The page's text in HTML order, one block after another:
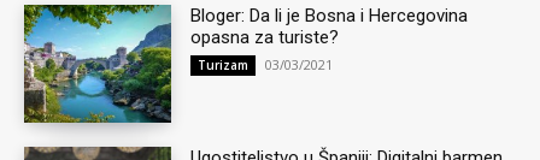
Bloger: Da li je Bosna i Hercegovina
opasna za turiste?
Turizam 03/03/2021